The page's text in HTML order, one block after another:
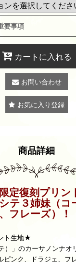
要事項
カートに入れる
お問い合わせ
お気に入り登録
商品詳細
定復刻プリン
テ３姉妹（コ
フレーズ）！
ト生地★
）」のカーサノンナオ
ンク、ドラジェ、フ